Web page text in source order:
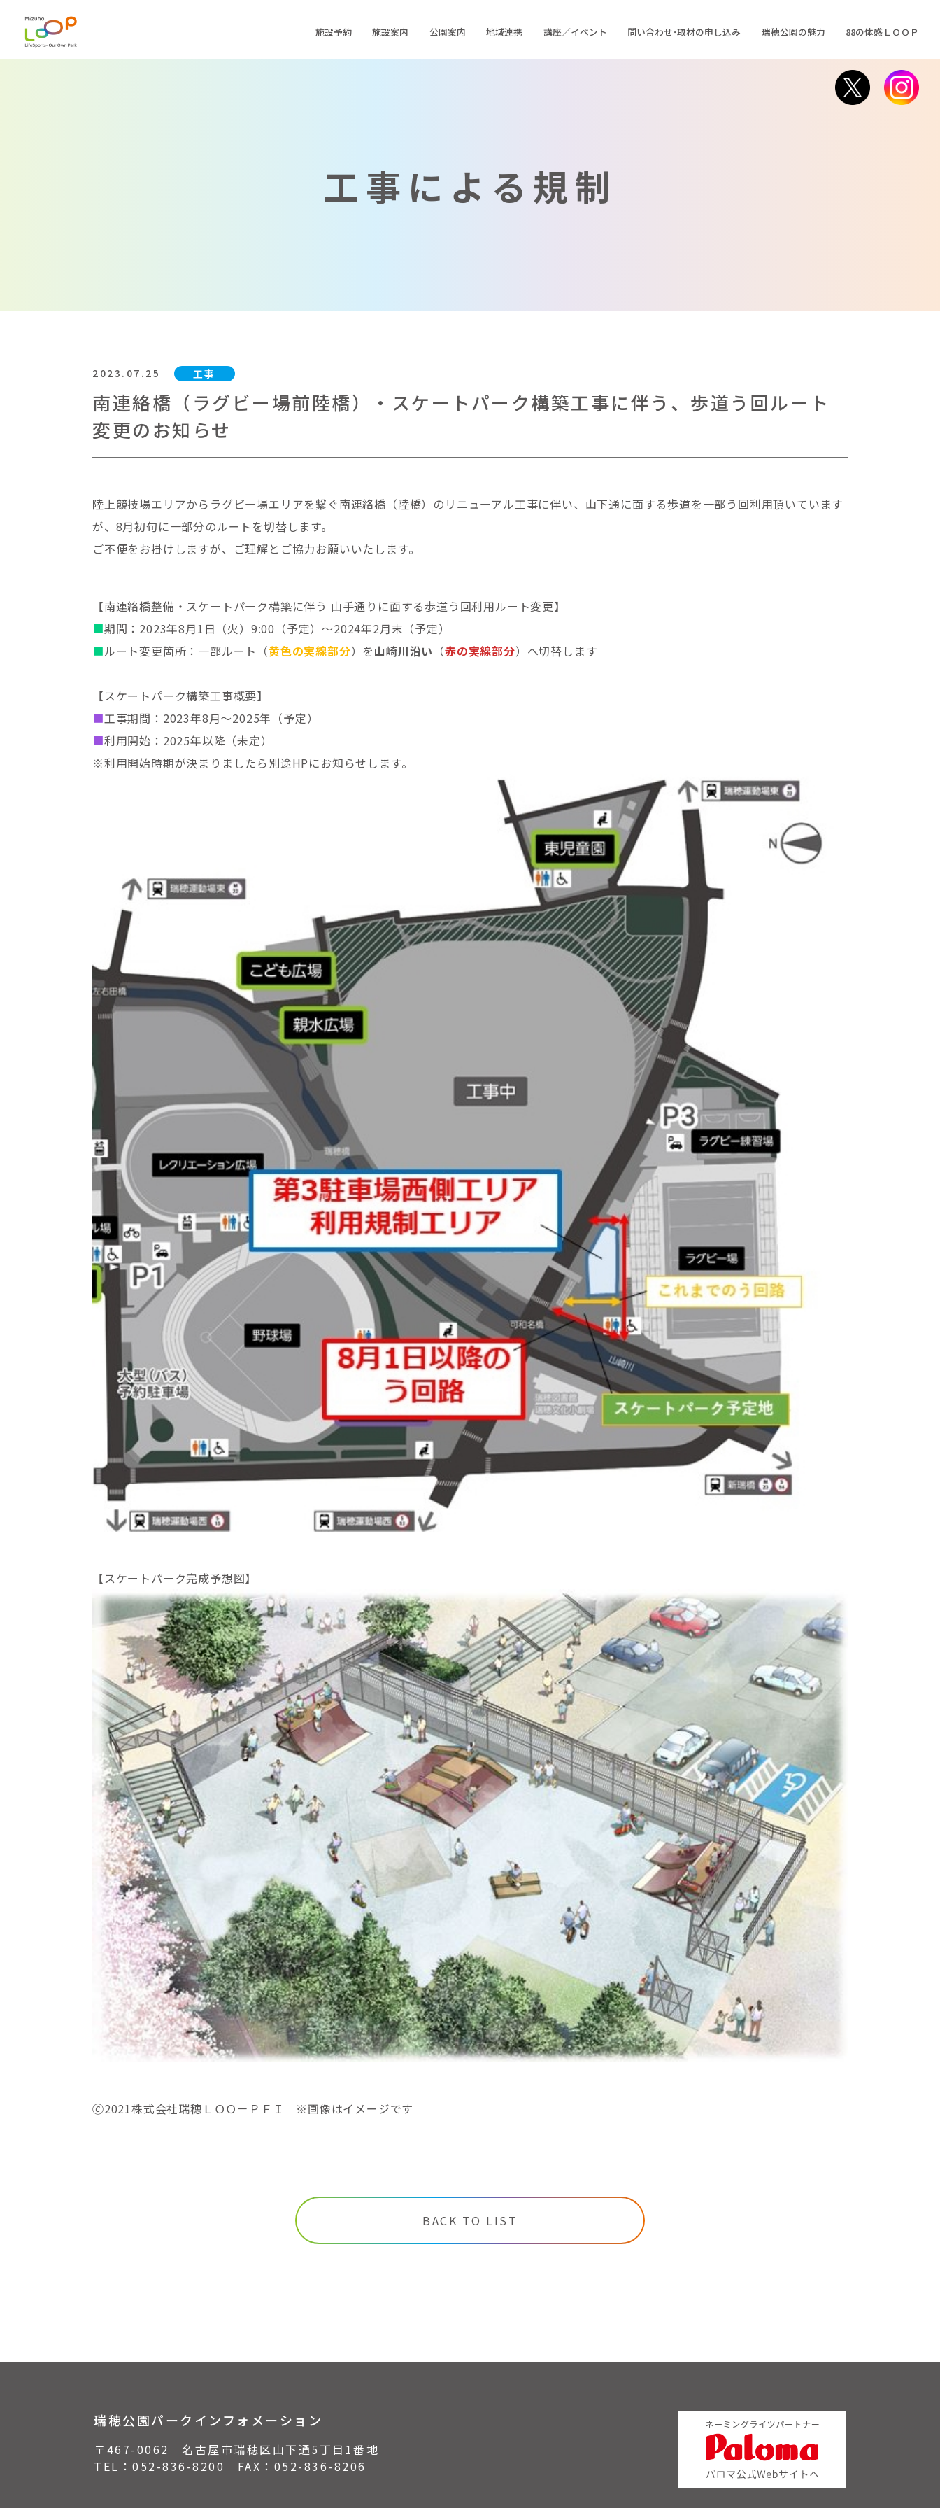
施設予約 施設案内 公園案内 地域連携 講座／イベント 問い合わせ･取材の申し込み 瑞穂公園の魅力 88の体感ＬＯＯＰ
工事による規制
2023.07.25 工事
南連絡橋（ラグビー場前陸橋）・スケートパーク構築工事に伴う、歩道う回ルート
変更のお知らせ
陸上競技場エリアからラグビー場エリアを繋ぐ南連絡橋（陸橋）のリニューアル工事に伴い、山下通に面する歩道を一部う回利用頂いています
が、8月初旬に一部分のルートを切替します。
ご不便をお掛けしますが、ご理解とご協力お願いいたします。
【南連絡橋整備・スケートパーク構築に伴う 山手通りに面する歩道う回利用ルート変更】
■期間：2023年8月1日（火）9:00（予定）～2024年2月末（予定）
■ルート変更箇所：一部ルート（黄色の実線部分）を山崎川沿い （赤の実線部分）へ切替します
【スケートパーク構築工事概要】
■工事期間：2023年8月～2025年（予定）
■利用開始：2025年以降（未定）
※利用開始時期が決まりましたら別途HPにお知らせします。
【スケートパーク完成予想図】
🄫2021株式会社瑞穂ＬＯＯ－ＰＦＩ ※画像はイメージです
BACK TO LIST
瑞穂公園パークインフォメーション
〒467-0062 名古屋市瑞穂区山下通5丁目1番地
TEL： 052-836-8200 FAX：052-836-8206